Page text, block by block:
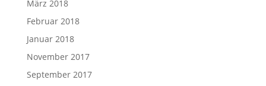
März 2018
Februar 2018
Januar 2018
November 2017
September 2017